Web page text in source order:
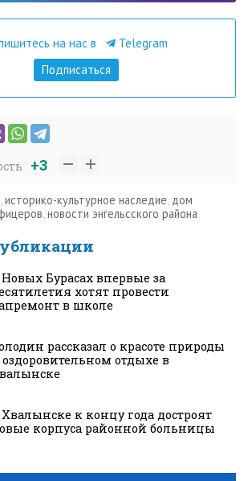
на нас в
Telegram
Подписаться
+3
,историко-культурное наследие, дом
,новости энгельсского района
Бурасах впервые за
хотят провести
в школе
рассказал о красоте природы
отдыхе в
к концу года достроят
корпуса районной больницы